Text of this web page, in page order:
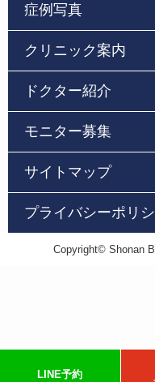
LINE予約
症例写真
クリニック案内
ドクター紹介
モニター募集
サイトマップ
プライバシーポリ
Copyright© Shonan